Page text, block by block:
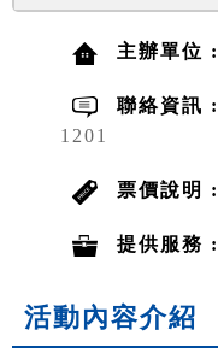
主辦單位 :
聯絡資訊 :
1201
票價說明 :
提供服務 :
活動內容介紹